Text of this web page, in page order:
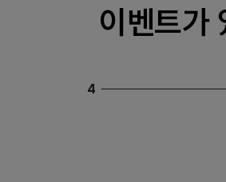
이벤트가